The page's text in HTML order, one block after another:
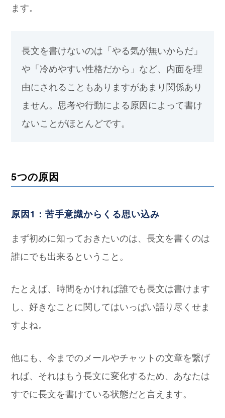
ます。
長文を書けないのは「やる気が無いからだ」
や「冷めやすい性格だから」など、内面を理
由にされることもありますがあまり関係あり
ません。思考や行動による原因によって書け
ないことがほとんどです。
5つの原因
原因1：苦手意識からくる思い込み
まず初めに知っておきたいのは、長文を書くのは
誰にでも出来るということ。
たとえば、時間をかければ誰でも長文は書けます
し、好きなことに関してはいっぱい語り尽くせま
すよね。
他にも、今までのメールやチャットの文章を繋げ
れば、それはもう長文に変化するため、あなたは
すでに長文を書けている状態だと言えます。